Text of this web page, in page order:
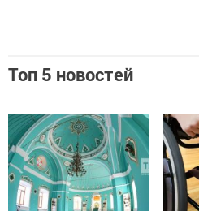
Топ 5 новостей